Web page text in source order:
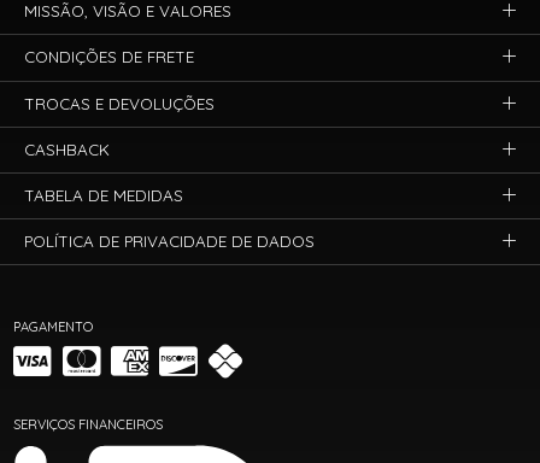
PAGAMENTO
SERVIÇOS FINANCEIROS
MISSÃO, VISÃO E VALORES
CONDIÇÕES DE FRETE
TROCAS E DEVOLUÇÕES
CASHBACK
TABELA DE MEDIDAS
POLÍTICA DE PRIVACIDADE DE DADOS